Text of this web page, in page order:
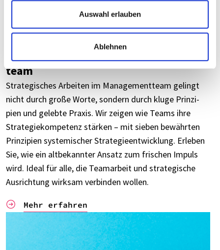
Auswahl erlauben
Ablehnen
Die “Kain­rad-Methode” oder: 7 Tipps
für Stra­te­gie­ar­beit im Manage­ment­
team
Stra­te­gi­sches Arbei­ten im Manage­ment­team gelingt
nicht durch große Worte, sondern durch kluge Prin­zi­
pien und gelebte Praxis. Wir zeigen wie Teams ihre
Stra­te­gie­kom­pe­tenz stär­ken – mit sieben bewähr­ten
Prin­zi­pien syste­mi­scher Stra­te­gie­ent­wick­lung. Erle­ben
Sie, wie ein altbe­kann­ter Ansatz zum frischen Impuls
wird. Ideal für alle, die Team­ar­beit und stra­te­gi­sche
Ausrich­tung wirk­sam verbin­den wollen.
Mehr erfah­ren